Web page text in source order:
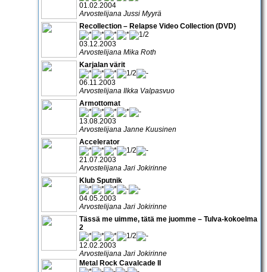
01.02.2004
Arvostelijana Jussi Myyrä
Recollection – Relapse Video Collection (DVD)
03.12.2003
Arvostelijana Mika Roth
Karjalan värit
06.11.2003
Arvostelijana Ilkka Valpasvuo
Armottomat
13.08.2003
Arvostelijana Janne Kuusinen
Accelerator
21.07.2003
Arvostelijana Jari Jokirinne
Klub Sputnik
04.05.2003
Arvostelijana Jari Jokirinne
Tässä me uimme, tätä me juomme – Tulva-kokoelma
2
12.02.2003
Arvostelijana Jari Jokirinne
Metal Rock Cavalcade II